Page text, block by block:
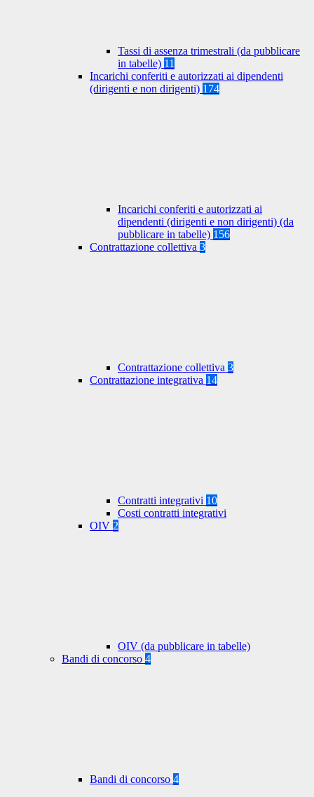
Tassi di assenza trimestrali (da pubblicare
in tabelle) 11
Incarichi conferiti e autorizzati ai dipendenti
(dirigenti e non dirigenti) 174
Incarichi conferiti e autorizzati ai
dipendenti (dirigenti e non dirigenti) (da
pubblicare in tabelle) 156
Contrattazione collettiva 3
Contrattazione collettiva 3
Contrattazione integrativa 14
Contratti integrativi 10
Costi contratti integrativi
OIV 2
OIV (da pubblicare in tabelle)
Bandi di concorso 4
Bandi di concorso 4